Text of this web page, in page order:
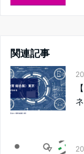
関連記事